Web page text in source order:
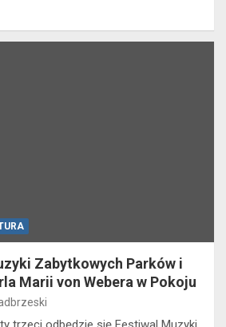
Zabytkowych Parków i
Marii von Webera w Pokoju